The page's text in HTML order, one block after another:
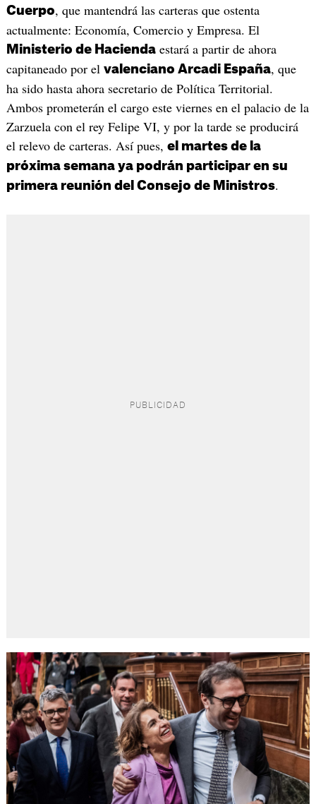
Cuerpo, que mantendrá las carteras que ostenta
actualmente: Economía, Comercio y Empresa. El
Ministerio de Haciendaestará a partir de ahora
capitaneado por el valenciano Arcadi España, que
ha sido hasta ahora secretario de Política Territorial.
Ambos prometerán el cargo este viernes en el palacio de la
Zarzuela con el rey Felipe VI, y por la tarde se producirá
el relevo de carteras. Así pues, el martes de la
próxima semana ya podrán participar en su
primera reunión del Consejo de Ministros.